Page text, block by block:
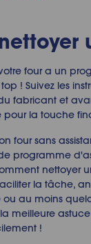
four a un
! Suivez les
fabricant et
pour la touche
four sans
programme
nettoyer
la tâche,
au moins
meilleure
!